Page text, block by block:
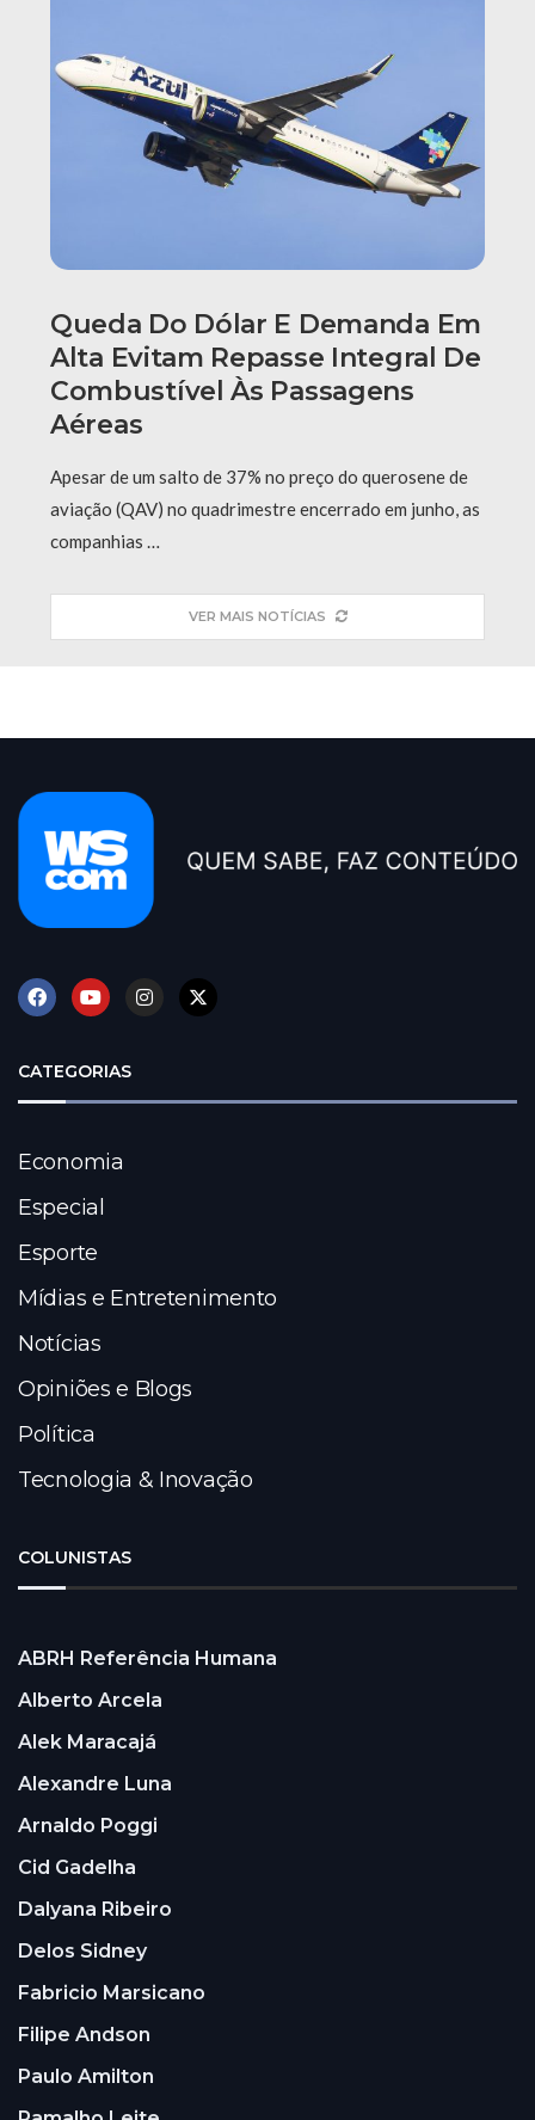
Queda Do Dólar E Demanda Em
Alta Evitam Repasse Integral De
Combustível Às Passagens
Aéreas
Apesar de um salto de 37% no preço do querosene de
aviação (QAV) no quadrimestre encerrado em junho, as
companhias …
VER MAIS NOTÍCIAS
CATEGORIAS
Economia
Especial
Esporte
Mídias e Entretenimento
Notícias
Opiniões e Blogs
Política
Tecnologia & Inovação
COLUNISTAS
ABRH Referência Humana
Alberto Arcela
Alek Maracajá
Alexandre Luna
Arnaldo Poggi
Cid Gadelha
Dalyana Ribeiro
Delos Sidney
Fabricio Marsicano
Filipe Andson
Paulo Amilton